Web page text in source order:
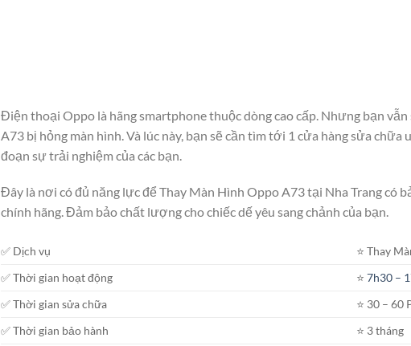
Điện thoại Oppo là hãng smartphone thuộc dòng cao cấp. Nhưng bạn
A73 bị hỏng màn hình. Và lúc này, bạn sẽ cần tìm tới 1 cửa hàng sửa
đoạn sự trải nghiệm của các bạn.
Đây là nơi có đủ năng lực để Thay Màn Hình Oppo A73 tại Nha Trang có
chính hãng. Đảm bảo chất lượng cho chiếc dế yêu sang chảnh của bạn.
✅ Dịch vụ
⭐️ Thay
✅ Thời gian hoạt động
⭐️7h30 –
✅ Thời gian sửa chữa
⭐️ 30 – 60
✅ Thời gian bảo hành
⭐️ 3 tháng